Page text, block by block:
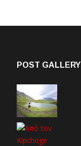
POST GALLERY